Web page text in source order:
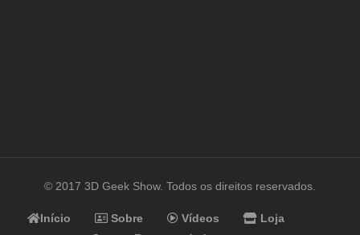
© 2017 3D Geek Show. Todos os direitos reservados.
Início Sobre Vídeos
Loja